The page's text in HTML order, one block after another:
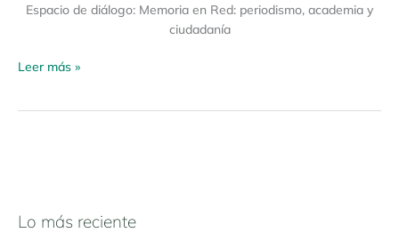
Espacio de diálogo: Memoria en Red: periodismo, academia y
ciudadanía
Leer más »
Lo más reciente
N